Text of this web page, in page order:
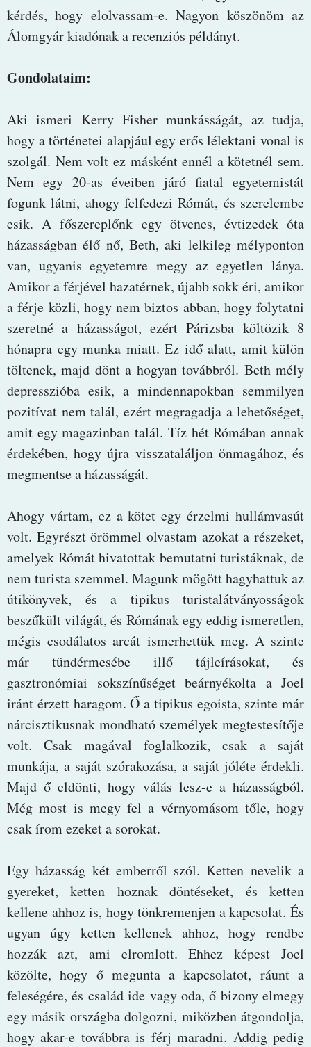
kérdés, hogy elolvassam-e. Nagyon köszönöm az
Álomgyár kiadónak a recenziós példányt.
Gondolataim:
Aki ismeri Kerry Fisher munkásságát, az tudja,
hogy a történetei alapjául egy erős lélektani vonal is
szolgál. Nem volt ez másként ennél a kötetnél sem.
Nem egy 20-as éveiben járó fiatal egyetemistát
fogunk látni, ahogy felfedezi Rómát, és szerelembe
esik. A főszereplőnk egy ötvenes, évtizedek óta
házasságban élő nő, Beth, aki lelkileg mélyponton
van, ugyanis egyetemre megy az egyetlen lánya.
Amikor a férjével hazatérnek, újabb sokk éri, amikor
a férje közli, hogy nem biztos abban, hogy folytatni
szeretné a házasságot, ezért Párizsba költözik 8
hónapra egy munka miatt. Ez idő alatt, amit külön
töltenek, majd dönt a hogyan továbbról. Beth mély
depresszióba esik, a mindennapokban semmilyen
pozitívat nem talál, ezért megragadja a lehetőséget,
amit egy magazinban talál. Tíz hét Rómában annak
érdekében, hogy újra visszataláljon önmagához, és
megmentse a házasságát.
Ahogy vártam, ez a kötet egy érzelmi hullámvasút
volt. Egyrészt örömmel olvastam azokat a részeket,
amelyek Rómát hivatottak bemutatni turistáknak, de
nem turista szemmel. Magunk mögött hagyhattuk az
útikönyvek, és a tipikus turistalátványosságok
beszűkült világát, és Rómának egy eddig ismeretlen,
mégis csodálatos arcát ismerhettük meg. A szinte
már tündérmesébe illő tájleírásokat, és
gasztronómiai sokszínűséget beárnyékolta a Joel
iránt érzett haragom. Ő a tipikus egoista, szinte már
nárcisztikusnak mondható személyek megtestesítője
volt. Csak magával foglalkozik, csak a saját
munkája, a saját szórakozása, a saját jóléte érdekli.
Majd ő eldönti, hogy válás lesz-e a házasságból.
Még most is megy fel a vérnyomásom tőle, hogy
csak írom ezeket a sorokat.
Egy házasság két emberről szól. Ketten nevelik a
gyereket, ketten hoznak döntéseket, és ketten
kellene ahhoz is, hogy tönkremenjen a kapcsolat. És
ugyan úgy ketten kellenek ahhoz, hogy rendbe
hozzák azt, ami elromlott. Ehhez képest Joel
közölte, hogy ő megunta a kapcsolatot, ráunt a
feleségére, és család ide vagy oda, ő bizony elmegy
egy másik országba dolgozni, miközben átgondolja,
hogy akar-e továbbra is férj maradni. Addig pedig